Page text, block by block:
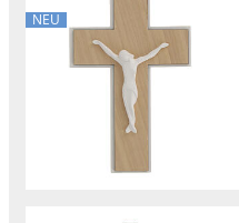
NEU